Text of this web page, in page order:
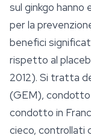
sul ginkgo
per la
benefici
rispetto al
2012). Si tratta
(GEM), condotto
condotto in
cieco, controllati